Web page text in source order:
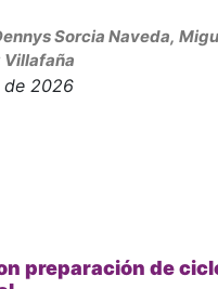
Sorcia Naveda,
Villafaña
de 2026
preparación de